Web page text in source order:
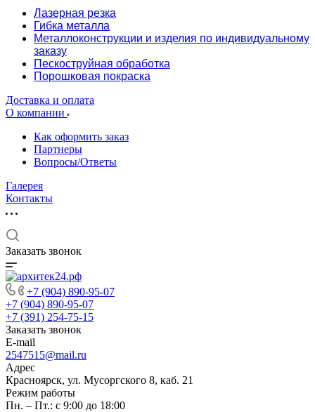
Лазерная резка
Гибка металла
Металлоконструкции и изделия по индивидуальному
заказу
Пескоструйная обработка
Порошковая покраска
Доставка и оплата
О компании
Как оформить заказ
Партнеры
Вопросы/Ответы
Галерея
Контакты
Заказать звонок
+7 (904) 890-95-07
+7 (904) 890-95-07
+7 (391) 254-75-15
Заказать звонок
E-mail
2547515@mail.ru
Адрес
Красноярск, ул. Мусоргского 8, каб. 21
Режим работы
Пн. – Пт.: с 9:00 до 18:00